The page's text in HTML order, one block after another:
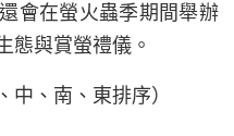
會在螢火蟲季期間舉辦
態與賞螢禮儀。
中、南、東排序）